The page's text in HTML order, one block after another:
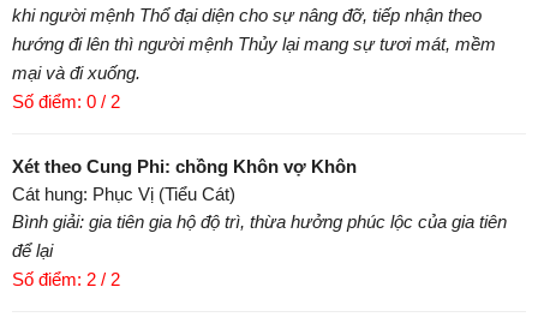
khi người mệnh Thổ đại diện cho sự nâng đỡ, tiếp nhận theo
hướng đi lên thì người mệnh Thủy lại mang sự tươi mát, mềm
mại và đi xuống.
Số điểm: 0 / 2
Xét theo Cung Phi: chồng Khôn vợ Khôn
Cát hung: Phục Vị (Tiểu Cát)
Bình giải: gia tiên gia hộ độ trì, thừa hưởng phúc lộc của gia tiên
để lại
Số điểm: 2 / 2